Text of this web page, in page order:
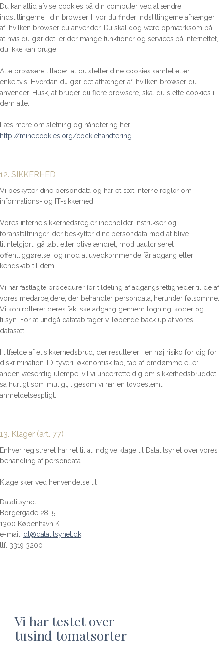
Du kan altid afvise cookies på din computer ved at ændre
indstillingerne i din browser. Hvor du finder indstillingerne afhænger
af, hvilken browser du anvender. Du skal dog være opmærksom på,
at hvis du gør det, er der mange funktioner og services på internettet,
du ikke kan bruge.
Alle browsere tillader, at du sletter dine cookies samlet eller
enkeltvis. Hvordan du gør det afhænger af, hvilken browser du
anvender. Husk, at bruger du flere browsere, skal du slette cookies i
dem alle.
Læs mere om sletning og håndtering her:
http://minecookies.org/cookiehandtering
12. SIKKERHED
Vi beskytter dine persondata og har et sæt interne regler om
informations- og IT-sikkerhed.
Vores interne sikkerhedsregler indeholder instrukser og
foranstaltninger, der beskytter dine persondata mod at blive
tilintetgjort, gå tabt eller blive ændret, mod uautoriseret
offentliggørelse, og mod at uvedkommende får adgang eller
kendskab til dem.
Vi har fastlagte procedurer for tildeling af adgangsrettigheder til de af
vores medarbejdere, der behandler persondata, herunder følsomme.
Vi kontrollerer deres faktiske adgang gennem logning, koder og
tilsyn. For at undgå datatab tager vi løbende back up af vores
datasæt.
I tilfælde af et sikkerhedsbrud, der resulterer i en høj risiko for dig for
diskrimination, ID-tyveri, økonomisk tab, tab af omdømme eller
anden væsentlig ulempe, vil vi underrette dig om sikkerhedsbruddet
så hurtigt som muligt, ligesom vi har en lovbestemt
anmeldelsespligt.
13. Klager (art. 77)
Enhver registreret har ret til at indgive klage til Datatilsynet over vores
behandling af persondata.
Klage sker ved henvendelse til
Datatilsynet
Borgergade 28, 5.
1300 København K
e-mail: dt@datatilsynet.dk
tlf: 3319 3200
Vi har testet over
tusind tomatsorter